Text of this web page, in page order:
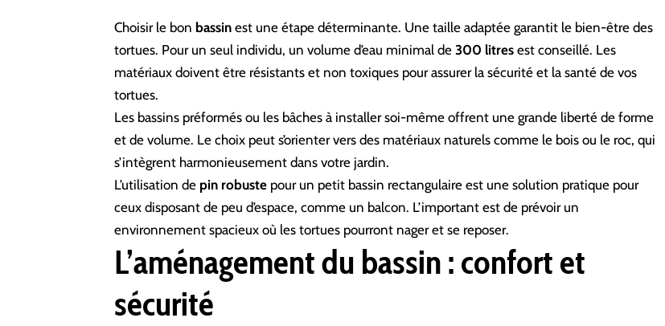
Choisir le bon bassin est une étape déterminante. Une taille adaptée garantit le bien-être des
tortues. Pour un seul individu, un volume d’eau minimal de 300 litres est conseillé. Les
matériaux doivent être résistants et non toxiques pour assurer la sécurité et la santé de vos
tortues.
Les bassins préformés ou les bâches à installer soi-même offrent une grande liberté de forme
et de volume. Le choix peut s’orienter vers des matériaux naturels comme le bois ou le roc, qui
s’intègrent harmonieusement dans votre jardin.
L’utilisation de pin robuste pour un petit bassin rectangulaire est une solution pratique pour
ceux disposant de peu d’espace, comme un balcon. L’important est de prévoir un
environnement spacieux où les tortues pourront nager et se reposer.
L’aménagement du bassin : confort et
sécurité